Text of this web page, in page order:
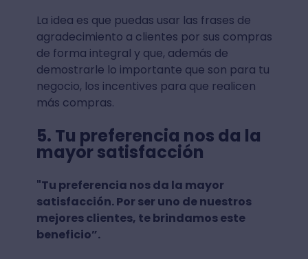
La idea es que puedas usar las frases de
agradecimiento a clientes por sus compras
de forma integral y que, además de
demostrarle lo importante que son para tu
negocio, los incentives para que realicen
más compras.
5. Tu preferencia nos da la
mayor satisfacción
"Tu preferencia nos da la mayor
satisfacción. Por ser uno de nuestros
mejores clientes, te brindamos este
beneficio”.